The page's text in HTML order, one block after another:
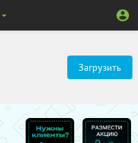
Загрузить